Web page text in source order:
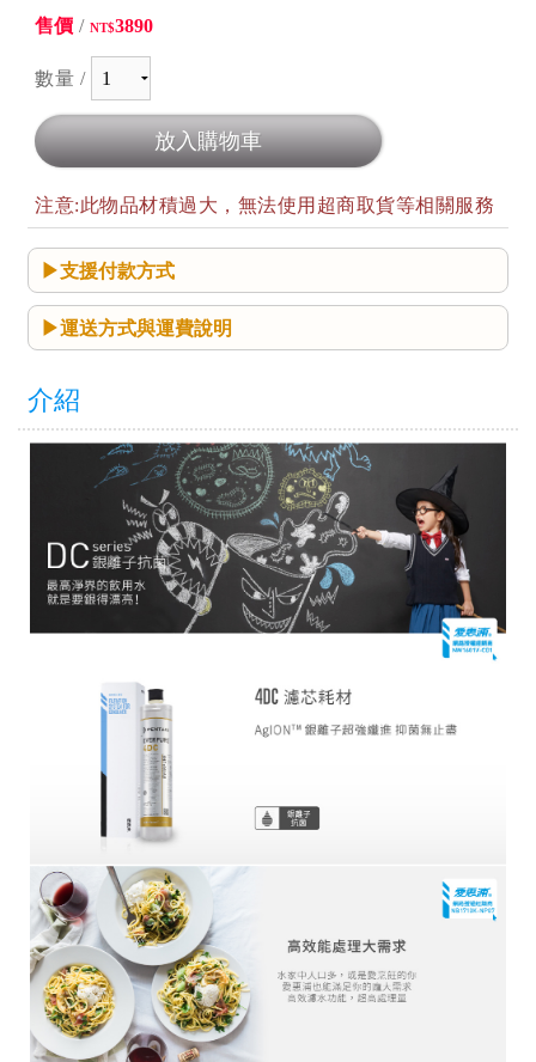
售價 / NT$3890
數量 /
注意:此物品材積過大，無法使用超商取貨等相關服務
支援付款方式
運送方式與運費說明
介紹